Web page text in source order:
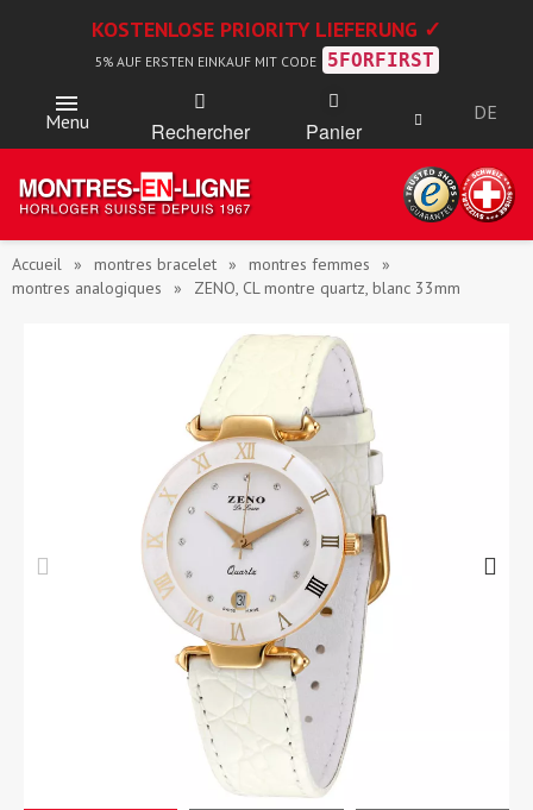
KOSTENLOSE PRIORITY LIEFERUNG ✓
5% AUF ERSTEN EINKAUF MIT CODE 5FORFIRST
Menu Rechercher Panier
DE
Accueil montres bracelet
montres femmes
montres analogiques
ZENO, CL montre quartz, blanc 33mm